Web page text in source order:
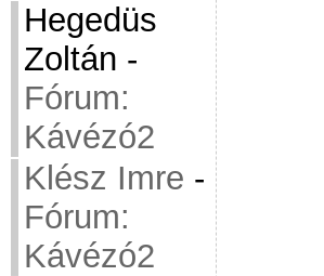
Hegedüs
Zoltán -
Fórum:
Kávézó2
Klész Imre -
Fórum:
Kávézó2